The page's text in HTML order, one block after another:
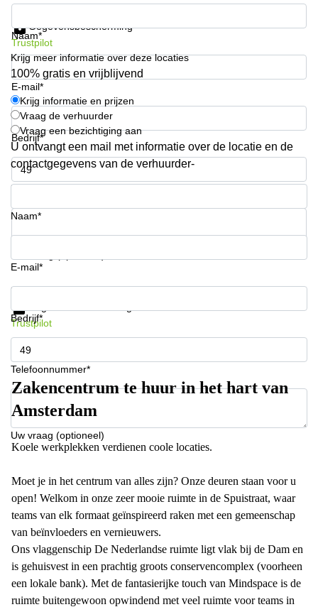
Coworking
space
Hilversum
Coworking
space
Zwolle
Coworking
Haarlem
Kantoor
Huren
Hengelo
Nijmegen
Naam*
E-mail*
Bedrijf*
Telefoonnummer*
Gegevensbescherming
Trustpilot
Krijg meer informatie over deze locaties
100% gratis en vrijblijvend
Krijg informatie en prijzen
Vraag de verhuurder
Vraag een bezichtiging aan
U ontvangt een mail met informatie over de locatie en de
contactgegevens van de verhuurder-
Naam*
E-mail*
Bedrijf*
Telefoonnummer*
Uw vraag (optioneel)
Krijg informatie en prijzen
Trustpilot
Zakencentrum te huur in het hart van
Amsterdam
Koele werkplekken verdienen coole locaties.
Moet je in het centrum van alles zijn? Onze deuren staan ​​voor u
open! Welkom in onze zeer mooie ruimte in de Spuistraat, waar
teams van elk formaat geïnspireerd raken met een gemeenschap
van beïnvloeders en vernieuwers.
Ons vlaggenschip De Nederlandse ruimte ligt vlak bij de Dam en
is gehuisvest in een prachtig groots conservencomplex (voorheen
een lokale bank). Met de fantasierijke touch van Mindspace is de
ruimte buitengewoon opwindend met veel ruimte voor teams in